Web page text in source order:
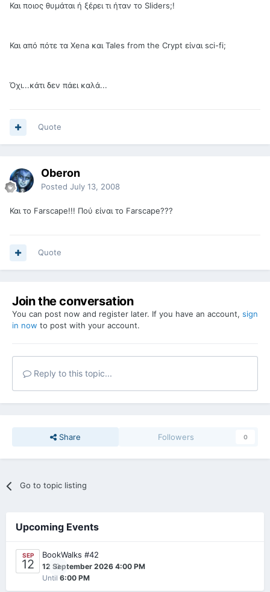
Και ποιος θυμάται ή ξέρει τι ήταν το Sliders;!
Και από πότε τα Xena και Tales from the Crypt είναι sci-fi;
Όχι...κάτι δεν πάει καλά...
Quote
Oberon
Posted July 13, 2008
Και το Farscape!!! Πού είναι το Farscape???
Quote
Join the conversation
You can post now and register later. If you have an account, sign
in now to post with your account.
Reply to this topic...
Share Followers 0
Go to topic listing
Upcoming Events
SEP
12 0
BookWalks #42
12 September 2026 4:00 PM
Until 6:00 PM